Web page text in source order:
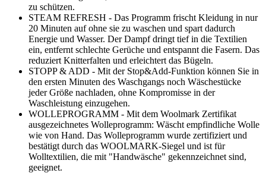
zu schützen.
STEAM REFRESH - Das Programm frischt Kleidung in nur
20 Minuten auf ohne sie zu waschen und spart dadurch
Energie und Wasser. Der Dampf dringt tief in die Textilien
ein, entfernt schlechte Gerüche und entspannt die Fasern. Das
reduziert Knitterfalten und erleichtert das Bügeln.
STOPP & ADD - Mit der Stop&Add-Funktion können Sie in
den ersten Minuten des Waschgangs noch Wäschestücke
jeder Größe nachladen, ohne Kompromisse in der
Waschleistung einzugehen.
WOLLEPROGRAMM - Mit dem Woolmark Zertifikat
ausgezeichnetes Wolleprogramm: Wäscht empfindliche Wolle
wie von Hand. Das Wolleprogramm wurde zertifiziert und
bestätigt durch das WOOLMARK-Siegel und ist für
Wolltextilien, die mit "Handwäsche" gekennzeichnet sind,
geeignet.